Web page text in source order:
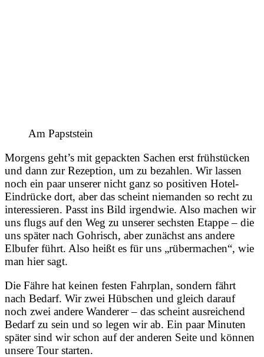
Am Papststein
Morgens geht’s mit gepackten Sachen erst frühstücken
und dann zur Rezeption, um zu bezahlen. Wir lassen
noch ein paar unserer nicht ganz so positiven Hotel-
Eindrücke dort, aber das scheint niemanden so recht zu
interessieren. Passt ins Bild irgendwie. Also machen wir
uns flugs auf den Weg zu unserer sechsten Etappe – die
uns später nach Gohrisch, aber zunächst ans andere
Elbufer führt. Also heißt es für uns „rübermachen“, wie
man hier sagt.
Die Fähre hat keinen festen Fahrplan, sondern fährt
nach Bedarf. Wir zwei Hübschen und gleich darauf
noch zwei andere Wanderer – das scheint ausreichend
Bedarf zu sein und so legen wir ab. Ein paar Minuten
später sind wir schon auf der anderen Seite und können
unsere Tour starten.